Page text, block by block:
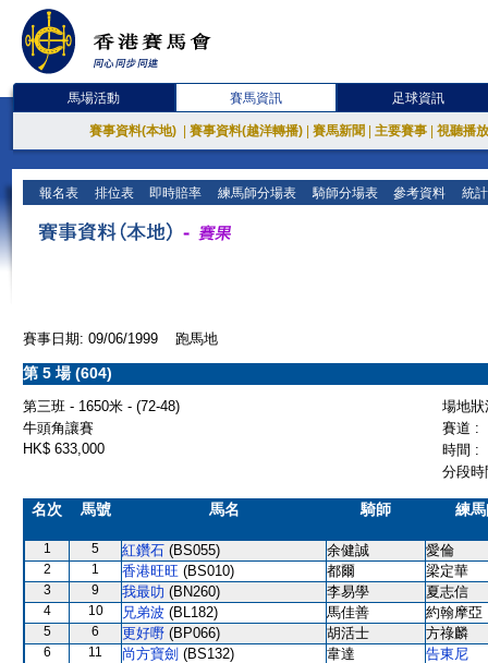
馬場活動 賽馬資訊 足球資訊
賽事資料(本地) 賽事資料(越洋轉播) 賽馬新聞 主要賽事 視聽播
報名表 排位表 即時賠率 練馬師分場表 騎師分場表 參考資料 統
賽事日期: 09/06/1999 跑馬地
第 5 場 (604)
第三班 - 1650米 - (72-48)
場地
牛頭角讓賽
賽道 :
HK$ 633,000
時間 :
分段
名次 馬號 馬名 騎師 練
1 5 紅鑽石 (BS055) 余健誠 愛倫
2 1 香港旺旺 (BS010) 都爾 梁定華
3 9 我最叻 (BN260) 李易學 夏志信
4 10 兄弟波 (BL182) 馬佳善 約翰摩亞
5 6 更好嘢 (BP066) 胡活士 方祿麟
6 11 尚方寶劍 (BS132) 韋達 告東尼